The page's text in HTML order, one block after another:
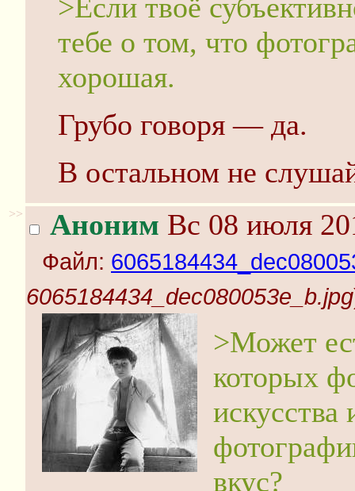
>Если твоë
тебе о том, что
хорошая.
Грубо говоря — да.
В остальном не
>> Аноним Вс 08 июля
Файл:
6065184434_dec080053e_b.jpg
>Может
которых
вкус?